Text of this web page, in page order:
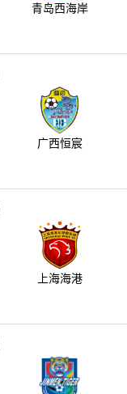
青岛西海岸
广西恒宸
上海海港